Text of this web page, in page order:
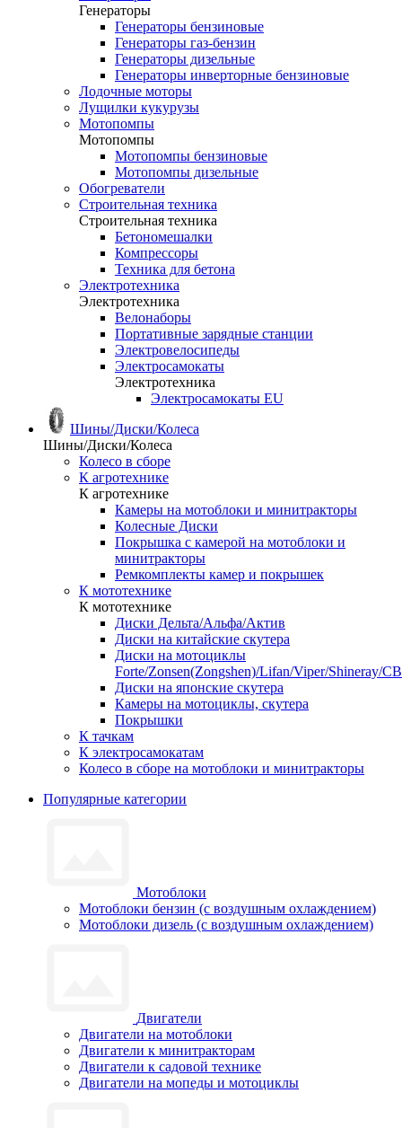
Генераторы
Генераторы бензиновые
Генераторы газ-бензин
Генераторы дизельные
Генераторы инверторные бензиновые
Лодочные моторы
Лущилки кукурузы
Мотопомпы
Мотопомпы
Мотопомпы бензиновые
Мотопомпы дизельные
Обогреватели
Строительная техника
Строительная техника
Бетономешалки
Компрессоры
Техника для бетона
Электротехника
Электротехника
Велонаборы
Портативные зарядные станции
Электровелосипеды
Электросамокаты
Электротехника
Электросамокаты EU
Шины/Диски/Колеса
Шины/Диски/Колеса
Колесо в сборе
К агротехнике
К агротехнике
Камеры на мотоблоки и минитракторы
Колесные Диски
Покрышка с камерой на мотоблоки и
минитракторы
Ремкомплекты камер и покрышек
К мототехнике
К мототехнике
Диски Дельта/Альфа/Актив
Диски на китайские скутера
Диски на мотоциклы
Forte/Zonsen(Zongshen)/Lifan/Viper/Shineray/CB
Диски на японские скутера
Камеры на мотоциклы, скутера
Покрышки
К тачкам
К электросамокатам
Колесо в сборе на мотоблоки и минитракторы
Популярные категории
Мотоблоки
Мотоблоки бензин (с воздушным охлаждением)
Мотоблоки дизель (с воздушным охлаждением)
Двигатели
Двигатели на мотоблоки
Двигатели к минитракторам
Двигатели к садовой технике
Двигатели на мопеды и мотоциклы